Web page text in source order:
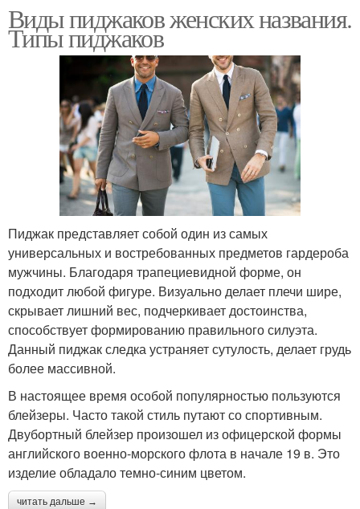
Виды пиджаков женских названия.
Типы пиджаков
Пиджак представляет собой один из самых
универсальных и востребованных предметов гардероба
мужчины. Благодаря трапециевидной форме, он
подходит любой фигуре. Визуально делает плечи шире,
скрывает лишний вес, подчеркивает достоинства,
способствует формированию правильного силуэта.
Данный пиджак следка устраняет сутулость, делает грудь
более массивной.
В настоящее время особой популярностью пользуются
блейзеры. Часто такой стиль путают со спортивным.
Двубортный блейзер произошел из офицерской формы
английского военно-морского флота в начале 19 в. Это
изделие обладало темно-синим цветом.
читать дальше →